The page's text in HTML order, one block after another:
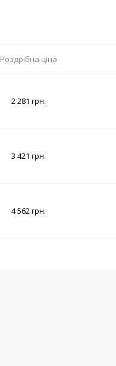
Роздрібна ціна
2 281 грн.
3 421 грн.
4 562 грн.